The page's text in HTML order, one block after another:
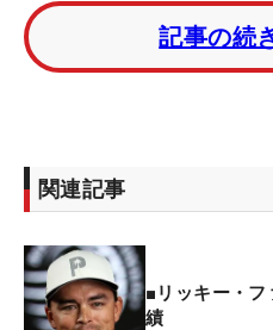
土曜日の放映中にアナウ
「選手たちにマイクを付
しかし、それは事実とは
日前にCBSにマイクをつ
で、イエスと答えた」と
記事の続
関連記事
■リッキー・
績